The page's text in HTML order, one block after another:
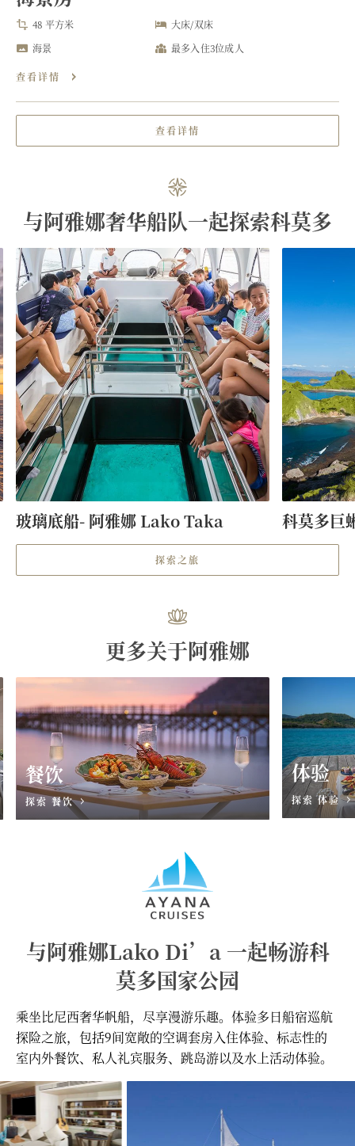
48 平方米
大床/双床
海景
最多入住3位成人
查看详情
查看详情
与阿雅娜奢华船队一起探索科莫多
玻璃底船- 阿雅娜 Lako Taka 科莫多巨
探索之旅
更多关于阿雅娜
餐饮
探索 餐饮
体验
探索 体验
与阿雅娜Lako Di’a 一起畅游科
莫多国家公园
乘坐比尼西奢华帆船，尽享漫游乐趣。体验多日船宿巡航
探险之旅，包括9间宽敞的空调套房入住体验、标志性的
室内外餐饮、私人礼宾服务、跳岛游以及水上活动体验。